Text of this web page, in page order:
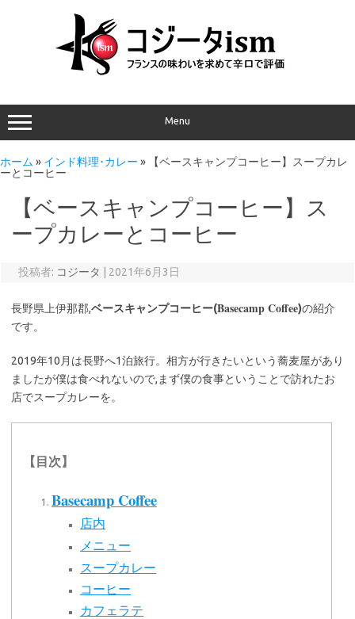
Menu
ホーム » インド料理･カレー »
【ベースキャンプコーヒー】スープカレ
ーとコーヒー
【ベースキャンプコーヒー】ス
ープカレーとコーヒー
投稿者: コジータ 2021年6月3日
長野県上伊那郡,ベースキャンプコーヒー(Basecamp Coffee)の紹介
です。
2019年10月は長野へ1泊旅行。相方が行きたいという蕎麦屋があり
ましたが僕は食べれないので,まず僕の食事ということで訪れたお
店でスープカレーを。
【目次】
Basecamp Coffee
店内
メニュー
スープカレー
コーヒー
カフェラテ